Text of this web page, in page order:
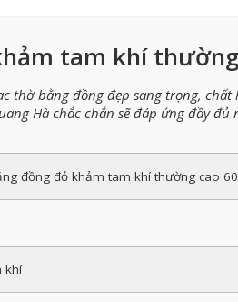
tam khí
thờ bằng đồng đẹp sang trọng,
Hà chắc chắn sẽ đáp ứng đầy
đồng đỏ khảm tam khí thường cao
khí